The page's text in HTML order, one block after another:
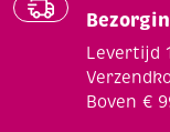
Levertijd
Boven €